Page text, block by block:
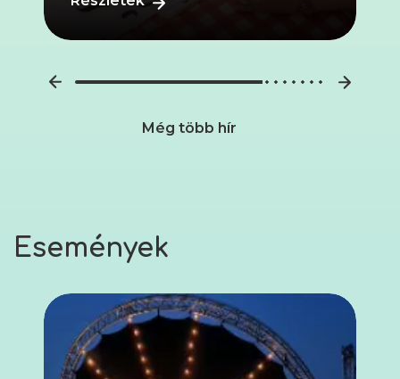
Még több hír
Események